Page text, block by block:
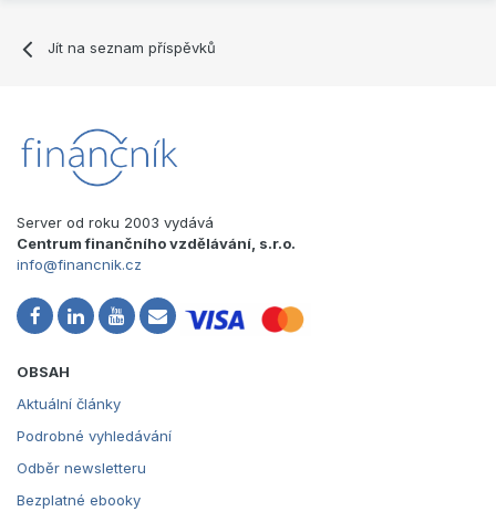
Jít na seznam příspěvků
Server od roku 2003 vydává
Centrum finančního vzdělávání, s.r.o.
info@financnik.cz
OBSAH
Aktuální články
Podrobné vyhledávání
Odběr newsletteru
Bezplatné ebooky